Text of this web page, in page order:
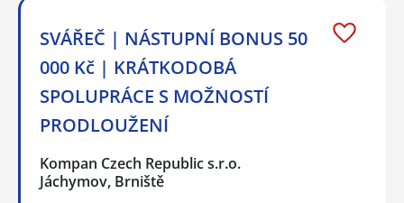
SVÁŘEČ | NÁSTUPNÍ BONUS 50
000 Kč | KRÁTKODOBÁ
SPOLUPRÁCE S MOŽNOSTÍ
PRODLOUŽENÍ
Kompan Czech Republic s.r.o.
Jáchymov, Brniště